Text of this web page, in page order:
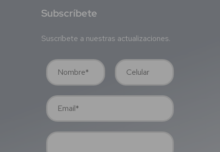
Subscríbete
Suscríbete a nuestras actualizaciones.